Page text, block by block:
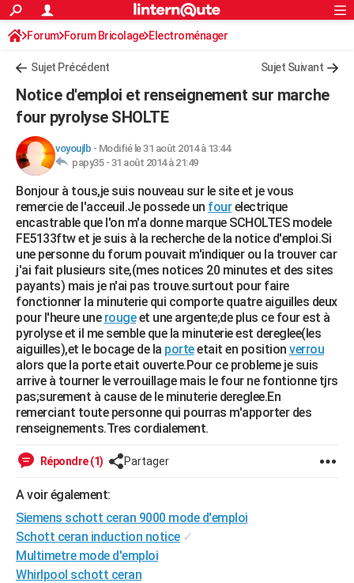
ACTUALITÉS
Politique
Société
Faits Divers
Education
Monde
Villes
+
Programme TV
TNTStreaming
Cinéma
Sorties cinéma
Musique
+FINANCE
Retraite
Impôts
Epargne
Immobilier
Risques naturels par ville
Banque
Assurance
Crédit
AUTO
Essais
Réserver un essai
Citadines
Berlines
SUV
Forum auto
HIGH-TECH
Mobiles
Meilleur smartphone
Internet
Ordinateurs
Jeux vidéo
Guide high-tech
+BRICOLAGE
Forum
Aménagement intérieur
Extérieur
Cuisine
Salle de bains
Jardinage
Rangement
WEEK-END
Guides de France
Escapades
Patrimoine
Expositions
Musées
Week-end nature
+LIFESTYLE
Art de vivre
Bien-être
Loisirs
Mode
Modes de vie
SANTE
Alimentation
Guide de la santé
Maladies
Médicaments
Sommeil
VOYAGE
Destinations
City break
Voyage nature
Voyage de noces
Forum
Climat
+PHOTO
GUIDES D'ACHAT
BONS PLANS
CARTE DE VOEUX
Carte de Noël
Carte Bonne année
Carte Saint-Valentin
Carte Pâques
Carte d'anniversaire
DICTIONNAIRE
Dictionnaire
Biographies
Citations
Expressions
Proverbes
PROGRAMME TV
COPAINS D'AVANT
S'inscrire
Connexion
Forum Forum Bricolage Electroménager
Sujet Précédent Sujet Suivant
Notice d'emploi et renseignement sur marche
four pyrolyse SHOLTE
voyoujlb - Modifié le 31 août 2014 à 13:44
papy35 - 31 août 2014 à 21:49
Bonjour à tous,je suis nouveau sur le site et je vous
remercie de l'acceuil.Je possede un fourelectrique
encastrable que l'on m'a donne marque SCHOLTES modele
FE5133ftw et je suis à la recherche de la notice d'emploi.Si
une personne du forum pouvait m'indiquer ou la trouver car
j'ai fait plusieurs site,(mes notices 20 minutes et des sites
payants) mais je n'ai pas trouve.surtout pour faire
fonctionner la minuterie qui comporte quatre aiguilles deux
pour l'heure une rougeet une argente;de plus ce four est à
pyrolyse et il me semble que la minuterie est dereglee(les
aiguilles),et le bocage de la porteetait en position verrou
alors que la porte etait ouverte.Pour ce probleme je suis
arrive à tourner le verrouillage mais le four ne fontionne tjrs
pas;surement à cause de le minuterie dereglee.En
remerciant toute personne qui pourras m'apporter des
renseignements.Tres cordialement.
Répondre (1) Partager
A voir également:
Siemens schott ceran 9000 mode d'emploi
Schott ceran induction notice ✓
Multimetre mode d'emploi
Whirlpool schott ceran